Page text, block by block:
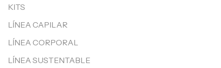
KITS
LÍNEA CAPILAR
LÍNEA CORPORAL
LÍNEA SUSTENTABLE